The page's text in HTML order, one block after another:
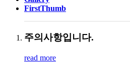
FirstThumb
주의사항입니다.
read more